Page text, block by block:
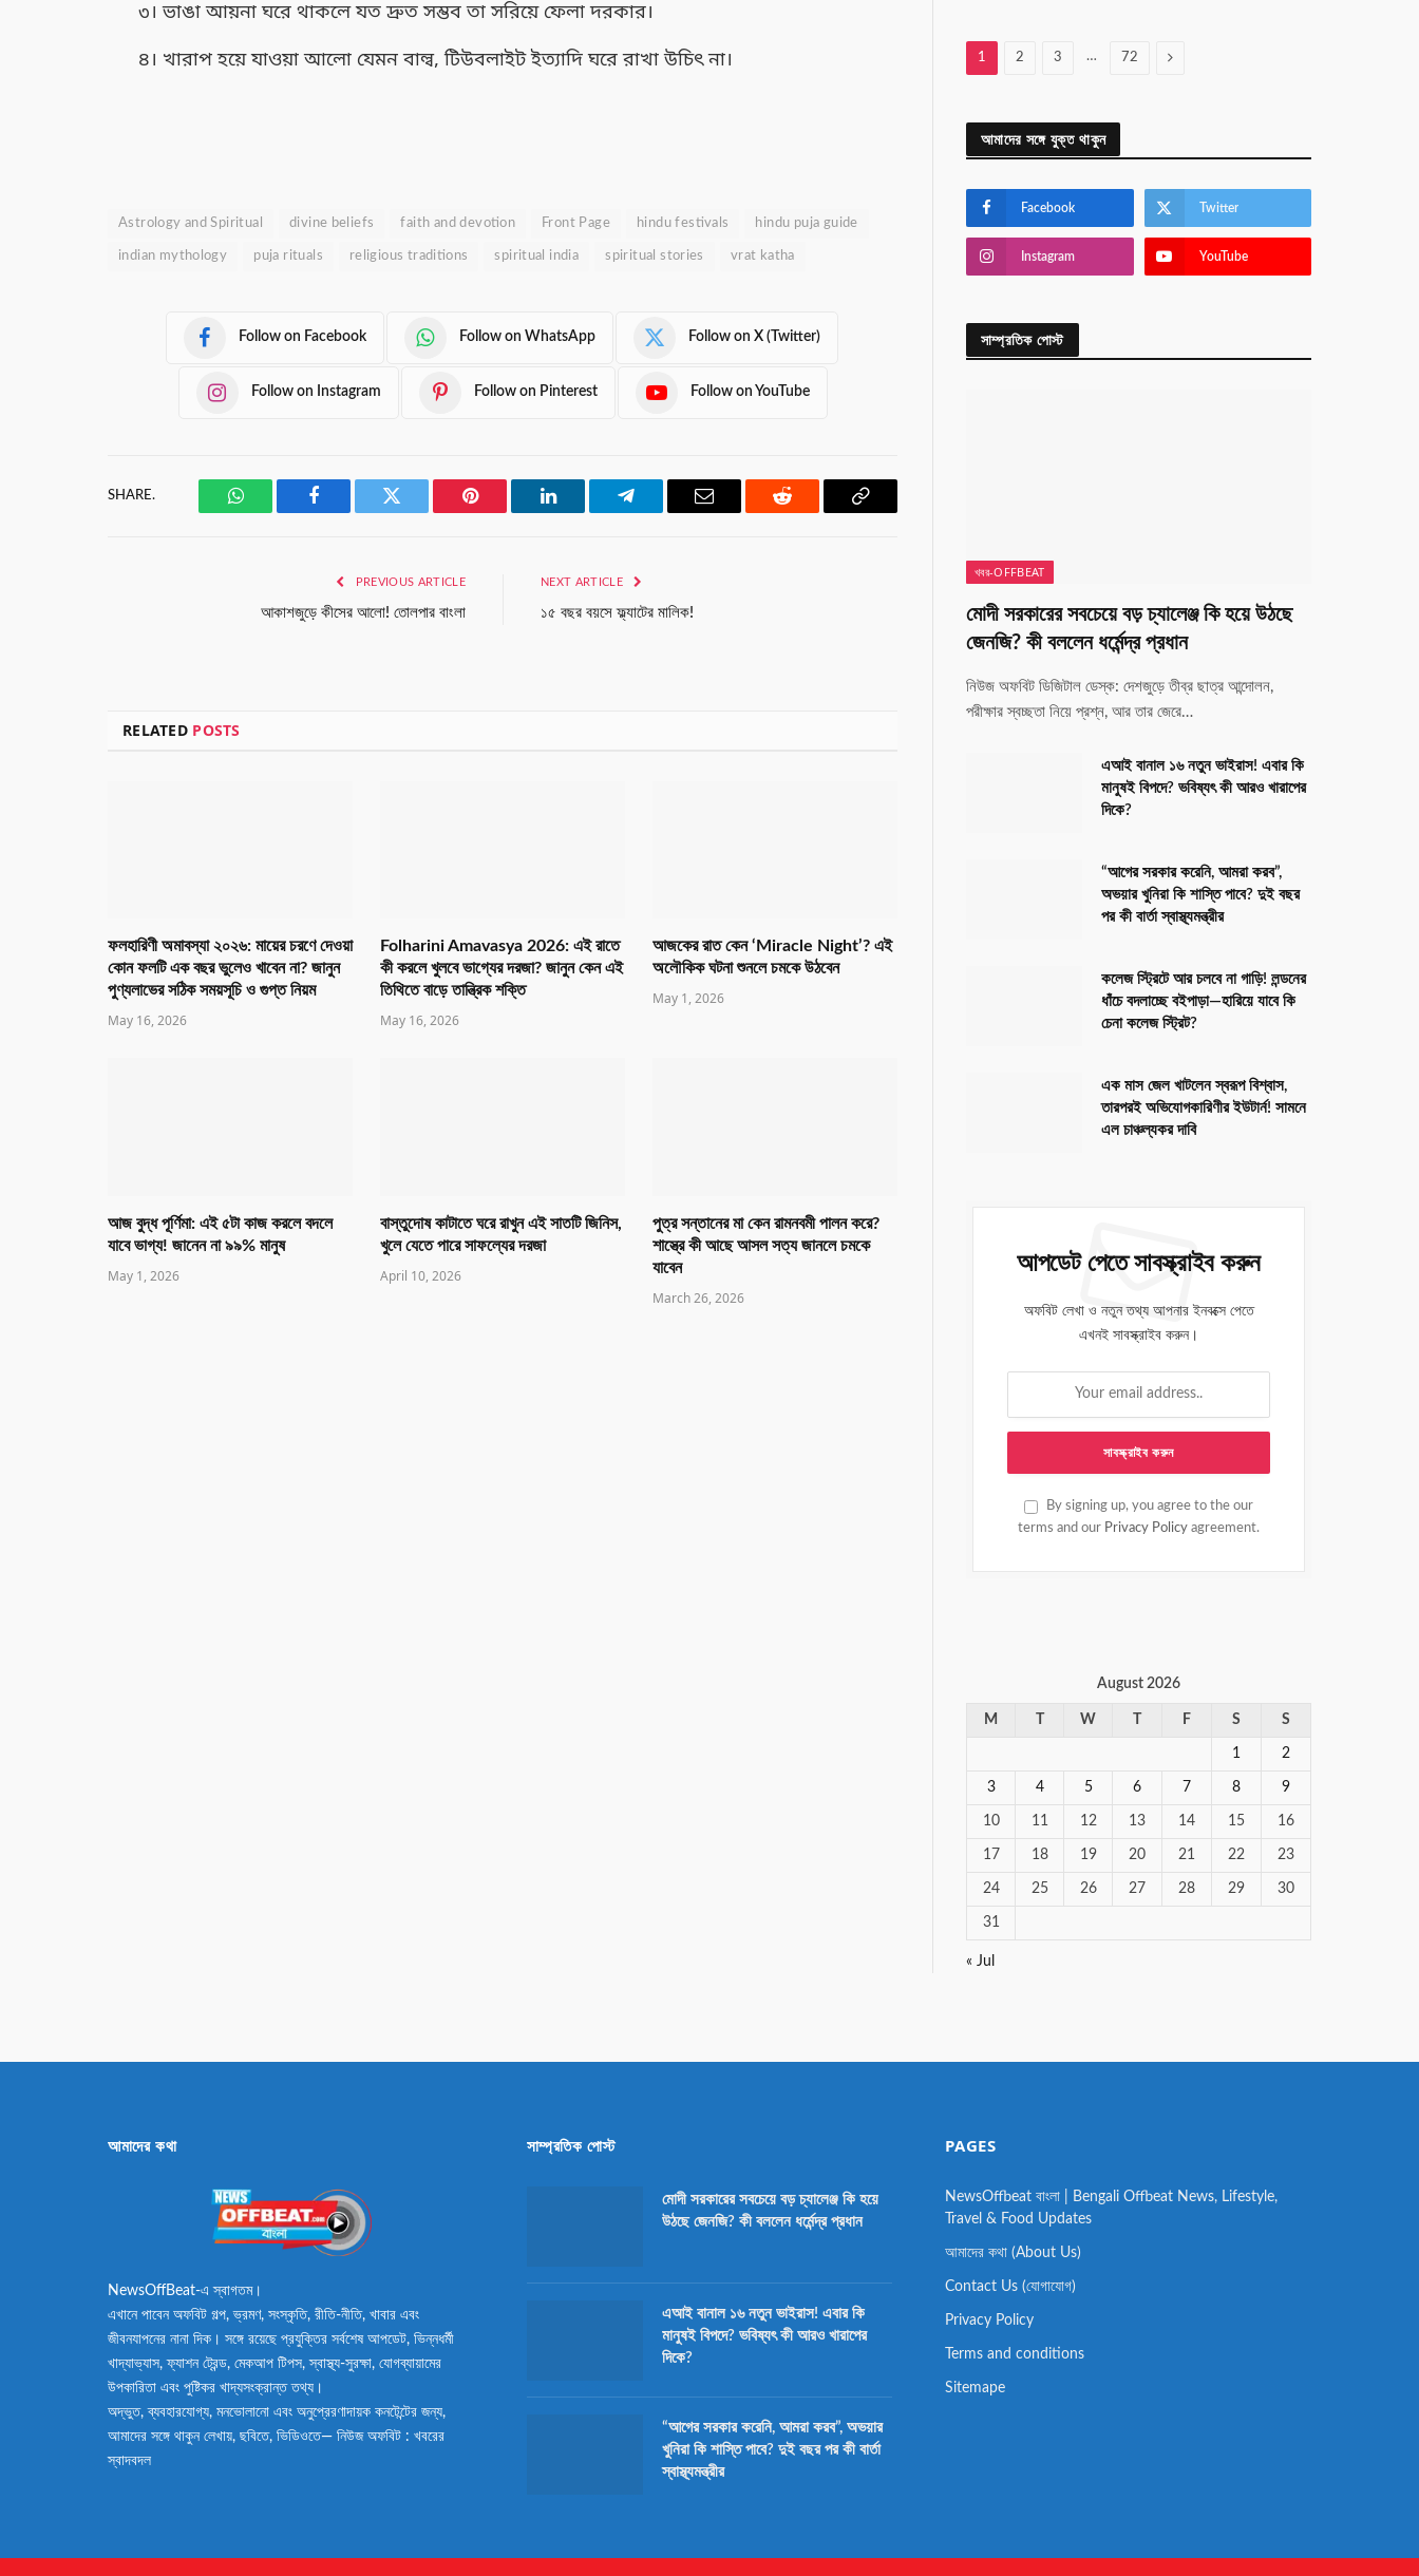
৩। ভাঙা আয়না ঘরে থাকলে যত দ্রুত সম্ভব তা সরিয়ে ফেলা দরকার।
৪। খারাপ হয়ে যাওয়া আলো যেমন বাল্ব, টিউবলাইট ইত্যাদি ঘরে রাখা উচিৎ না।
Astrology and Spiritual divine beliefs faith and devotion Front Page hindu festivals hindu puja guide
indian mythology puja rituals religious traditions spiritual india spiritual stories vrat katha
Follow on Facebook Follow on WhatsApp Follow on X (Twitter)
Follow on Instagram Follow on Pinterest Follow on YouTube
SHARE.
WhatsAppFacebook Twitter Pinterest LinkedIn Telegram Email Reddit
Copy
PREVIOUS ARTICLE
আকাশজুড়ে কীসের আলো! তোলপার বাংলা
NEXT ARTICLE
১৫ বছর বয়সে ফ্ল্যাটের মালিক!
RELATED POSTS
ফলহারিণী অমাবস্যা ২০২৬: মায়ের চরণে দেওয়া
কোন ফলটি এক বছর ভুলেও খাবেন না? জানুন
পুণ্যলাভের সঠিক সময়সূচি ও গুপ্ত নিয়ম
May 16, 2026
Folharini Amavasya 2026: এই রাতে
কী করলে খুলবে ভাগ্যের দরজা? জানুন কেন এই
তিথিতে বাড়ে তান্ত্রিক শক্তি
May 16, 2026
আজকের রাত কেন ‘Miracle Night’? এই
অলৌকিক ঘটনা শুনলে চমকে উঠবেন
May 1, 2026
আজ বুদ্ধ পূর্ণিমা: এই ৫টা কাজ করলে বদলে
যাবে ভাগ্য! জানেন না ৯৯% মানুষ
May 1, 2026
বাস্তুদোষ কাটাতে ঘরে রাখুন এই সাতটি জিনিস,
খুলে যেতে পারে সাফল্যের দরজা
April 10, 2026
পুত্র সন্তানের মা কেন রামনবমী পালন করে?
শাস্ত্রে কী আছে আসল সত্য জানলে চমকে
যাবেন
March 26, 2026
1 2 3 … 72 Next
আমাদের সঙ্গে যুক্ত থাকুন
Facebook Twitter
Instagram YouTube
সাম্প্রতিক পোস্ট
খবর-OFFBEAT
মোদী সরকারের সবচেয়ে বড় চ্যালেঞ্জ কি হয়ে উঠছে
জেনজি? কী বললেন ধর্মেন্দ্র প্রধান
নিউজ অফবিট ডিজিটাল ডেস্ক: দেশজুড়ে তীব্র ছাত্র আন্দোলন,
পরীক্ষার স্বচ্ছতা নিয়ে প্রশ্ন, আর তার জেরে…
এআই বানাল ১৬ নতুন ভাইরাস! এবার কি
মানুষই বিপদে? ভবিষ্যৎ কী আরও খারাপের
দিকে?
“আগের সরকার করেনি, আমরা করব”,
অভয়ার খুনিরা কি শাস্তি পাবে? দুই বছর
পর কী বার্তা স্বাস্থ্যমন্ত্রীর
কলেজ স্ট্রিটে আর চলবে না গাড়ি! লন্ডনের
ধাঁচে বদলাচ্ছে বইপাড়া—হারিয়ে যাবে কি
চেনা কলেজ স্ট্রিট?
এক মাস জেল খাটলেন স্বরূপ বিশ্বাস,
তারপরই অভিযোগকারিণীর ইউটার্ন! সামনে
এল চাঞ্চল্যকর দাবি
আপডেট পেতে সাবস্ক্রাইব করুন
অফবিট লেখা ও নতুন তথ্য আপনার ইনবক্সে পেতে
এখনই সাবস্ক্রাইব করুন।
By signing up, you agree to the our
terms and our Privacy Policy agreement.
August 2026
M W F S S
1 2
3 4 5 6 7 8 9
10 11 12 13 14 15 16
17 18 19 20 21 22 23
24 25 26 27 28 29 30
31
« Jul
আমাদের কথা
NewsOffBeat-এ স্বাগতম।
এখানে পাবেন অফবিট গল্প, ভ্রমণ, সংস্কৃতি, রীতি-নীতি, খাবার এবং
জীবনযাপনের নানা দিক। সঙ্গে রয়েছে প্রযুক্তির সর্বশেষ আপডেট, ভিন্নধর্মী
খাদ্যাভ্যাস, ফ্যাশন ট্রেন্ড, মেকআপ টিপস, স্বাস্থ্য-সুরক্ষা, যোগব্যায়ামের
উপকারিতা এবং পুষ্টিকর খাদ্যসংক্রান্ত তথ্য।
অদ্ভুত, ব্যবহারযোগ্য, মনভোলানো এবং অনুপ্রেরণাদায়ক কনটেন্টের জন্য,
আমাদের সঙ্গে থাকুন লেখায়, ছবিতে, ভিডিওতে— নিউজ অফবিট : খবরের
স্বাদবদল
সাম্প্রতিক পোস্ট
মোদী সরকারের সবচেয়ে বড় চ্যালেঞ্জ কি হয়ে
উঠছে জেনজি? কী বললেন ধর্মেন্দ্র প্রধান
এআই বানাল ১৬ নতুন ভাইরাস! এবার কি
মানুষই বিপদে? ভবিষ্যৎ কী আরও খারাপের
দিকে?
“আগের সরকার করেনি, আমরা করব”, অভয়ার
খুনিরা কি শাস্তি পাবে? দুই বছর পর কী বার্তা
স্বাস্থ্যমন্ত্রীর
PAGES
NewsOffbeat বাংলা | Bengali Offbeat News, Lifestyle,
Travel & Food Updates
আমাদের কথা (About Us)
Contact Us (যোগাযোগ)
Privacy Policy
Terms and conditions
Sitemape